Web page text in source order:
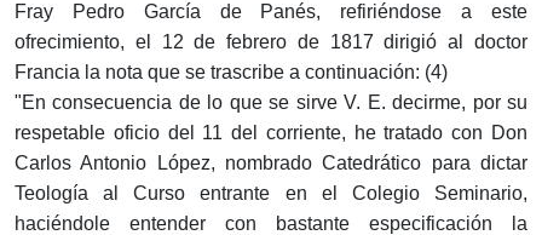
Fray Pedro García de Panés, refiriéndose a este
ofrecimiento, el 12 de febrero de 1817 dirigió al doctor
Francia la nota que se trascribe a continuación: (4)
"En consecuencia de lo que se sirve V. E. decirme, por su
respetable oficio del 11 del corriente, he tratado con Don
Carlos Antonio López, nombrado Catedrático para dictar
Teología al Curso entrante en el Colegio Seminario,
haciéndole entender con bastante especificación la